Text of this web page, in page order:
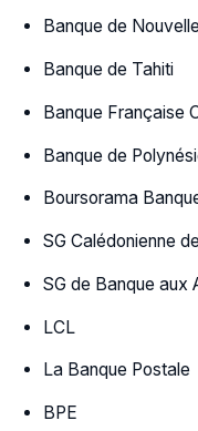
Banque de
Banque de Tahiti
Banque Française
Banque de
Boursorama
SG Calédonienne
SG de Banque aux
LCL
La Banque Postale
BPE